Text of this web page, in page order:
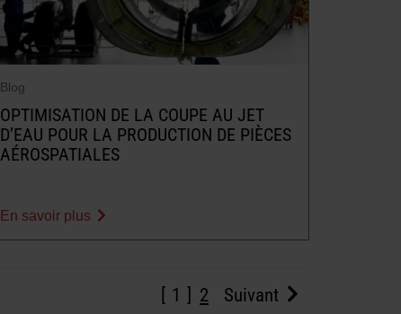
Blog
OPTIMISATION DE LA COUPE AU JET
D’EAU POUR LA PRODUCTION DE PIÈCES
AÉROSPATIALES
En savoir plus
1 2 Suivant